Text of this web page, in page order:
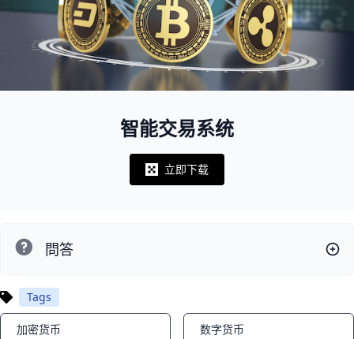
智能交易系统
Notifications
立即下载
問答
Tags
加密货币 数字货币